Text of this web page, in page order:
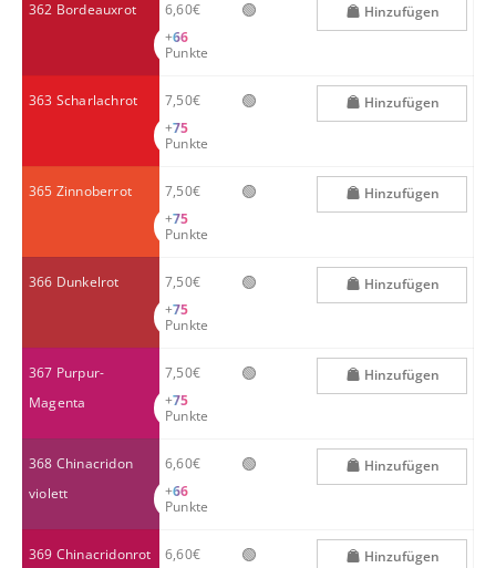
362 Bordeauxrot
6,60€
+66
Punkte
🟢 Hinzufügen
363 Scharlachrot
7,50€
+75
Punkte
🟢 Hinzufügen
365 Zinnoberrot
7,50€
+75
Punkte
🟢 Hinzufügen
366 Dunkelrot
7,50€
+75
Punkte
🟢 Hinzufügen
367 Purpur-
Magenta
7,50€
+75
Punkte
🟢 Hinzufügen
368 Chinacridon
violett
6,60€
+66
Punkte
🟢 Hinzufügen
369 Chinacridonrot
6,60€
🟢 Hinzufügen